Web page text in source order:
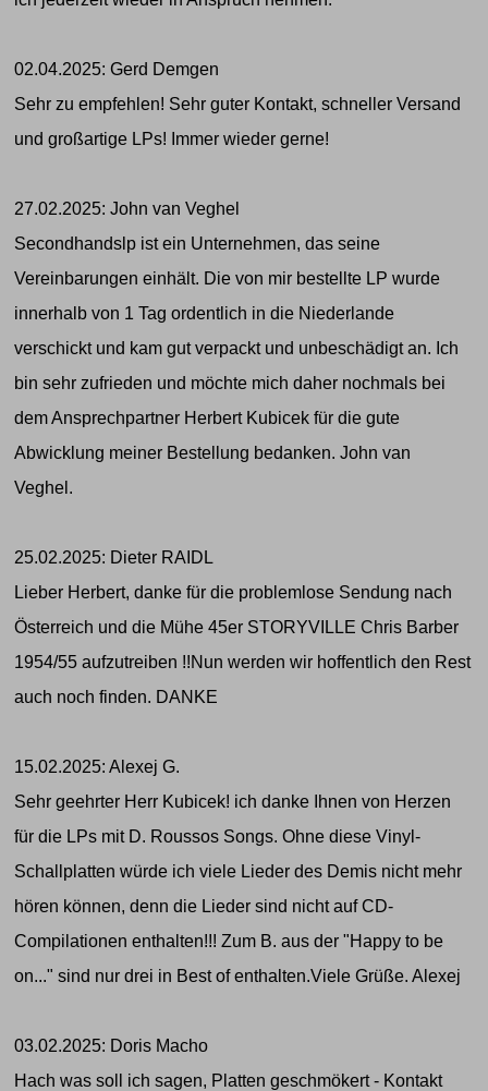
02.04.2025: Gerd Demgen
Sehr zu empfehlen! Sehr guter Kontakt, schneller Versand
und großartige LPs! Immer wieder gerne!
27.02.2025: John van Veghel
Secondhandslp ist ein Unternehmen, das seine
Vereinbarungen einhält. Die von mir bestellte LP wurde
innerhalb von 1 Tag ordentlich in die Niederlande
verschickt und kam gut verpackt und unbeschädigt an. Ich
bin sehr zufrieden und möchte mich daher nochmals bei
dem Ansprechpartner Herbert Kubicek für die gute
Abwicklung meiner Bestellung bedanken. John van
Veghel.
25.02.2025: Dieter RAIDL
Lieber Herbert, danke für die problemlose Sendung nach
Österreich und die Mühe 45er STORYVILLE Chris Barber
1954/55 aufzutreiben !!Nun werden wir hoffentlich den Rest
auch noch finden. DANKE
15.02.2025: Alexej G.
Sehr geehrter Herr Kubicek! ich danke Ihnen von Herzen
für die LPs mit D. Roussos Songs. Ohne diese Vinyl-
Schallplatten würde ich viele Lieder des Demis nicht mehr
hören können, denn die Lieder sind nicht auf CD-
Compilationen enthalten!!! Zum B. aus der "Happy to be
on..." sind nur drei in Best of enthalten.Viele Grüße. Alexej
03.02.2025: Doris Macho
Hach was soll ich sagen, Platten geschmökert - Kontakt